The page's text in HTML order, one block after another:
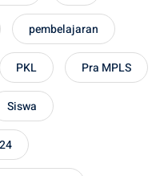
pembelajaran
PKL Pra MPLS
Siswa